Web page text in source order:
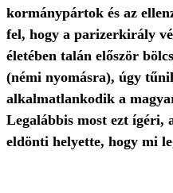
kormánypártok és az
fel, hogy a parizerkirály
életében talán először
(némi nyomásra), úgy
alkalmatlankodik a
Legalábbis most ezt
eldönti helyette, hogy mi